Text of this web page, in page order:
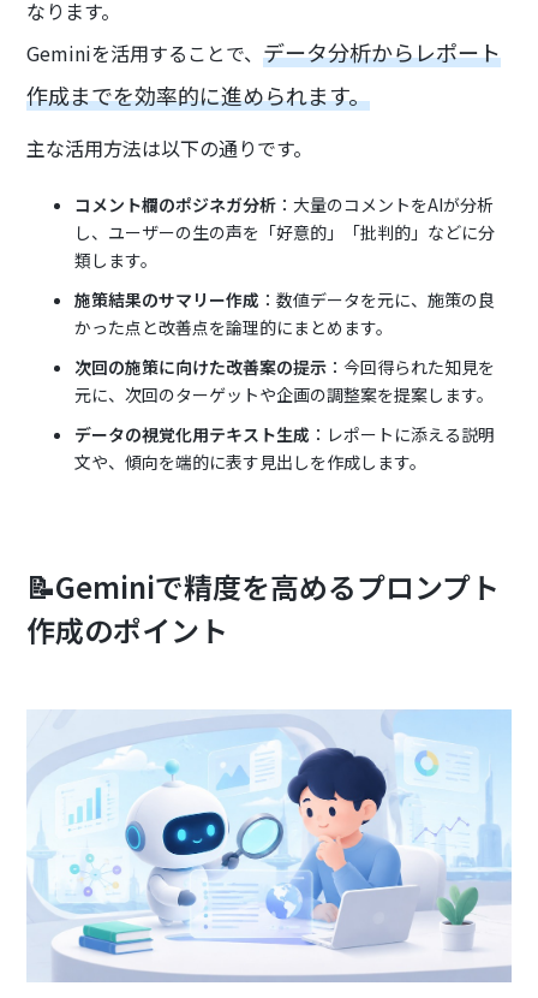
なります。
Geminiを活用することで、データ分析からレポート
作成までを効率的に進められます。
主な活用方法は以下の通りです。
コメント欄のポジネガ分析 ：大量のコメントをAIが分析
し、ユーザーの生の声を「好意的」「批判的」などに分
類します。
施策結果のサマリー作成 ：数値データを元に、施策の良
かった点と改善点を論理的にまとめます。
次回の施策に向けた改善案の提示 ：今回得られた知見を
元に、次回のターゲットや企画の調整案を提案します。
データの視覚化用テキスト生成 ：レポートに添える説明
文や、傾向を端的に表す見出しを作成します。
📝Geminiで精度を高めるプロンプト
作成のポイント